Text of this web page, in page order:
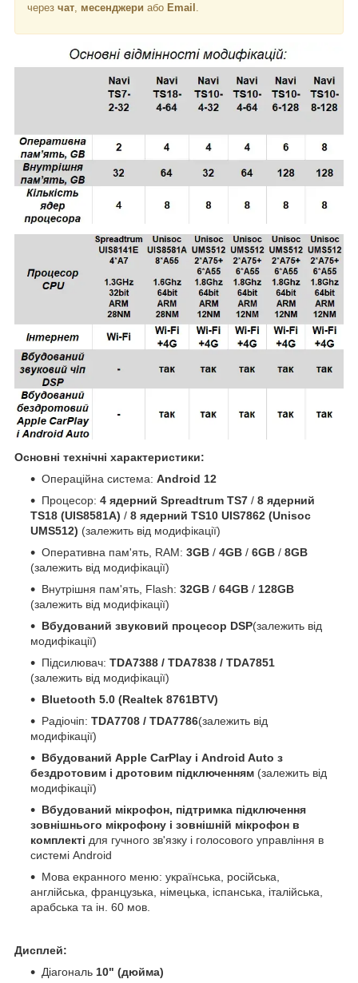
через чат месенджери або Email
Основні технічні характеристики:
Операційна система: Android 12
Процесор: 4 ядерний Spreadtrum TS7 / 8 ядерний
TS18 (UIS8581A) / 8 ядерний TS10 UIS7862 (Unisoc
UMS512) (залежить від модифікації)
Оперативна пам'ять, RAM: 3GB / 4GB / 6GB / 8GB
(залежить від модифікації)
Внутрішня пам'ять, Flash: 32GB / 64GB / 128GB
(залежить від модифікації)
Вбудований звуковий процесор DSP(залежить від
модифікації)
Підсилювач: TDA7388 / TDA7838 / TDA7851
(залежить від модифікації)
Bluetooth 5.0 (Realtek 8761BTV)
Радіочіп: TDA7708 / TDA7786(залежить від
модифікації)
Вбудований Apple CarPlay і Android Auto з
бездротовим і дротовим підключенням (залежить від
модифікації)
Вбудований мікрофон, підтримка підключення
зовнішнього мікрофону і зовнішній мікрофон в
комплекті для гучного зв'язку і голосового управління в
системі Android
Мова екранного меню: українська, російська,
англійська, французька, німецька, іспанська, італійська,
арабська та ін. 60 мов.
Дисплей:
Діагональ 10" (дюйма)